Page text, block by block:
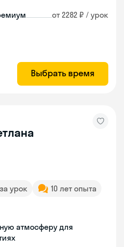
от 2282 ₽ / урок
Выбрать время
урок
10 лет опыта
атмосферу для